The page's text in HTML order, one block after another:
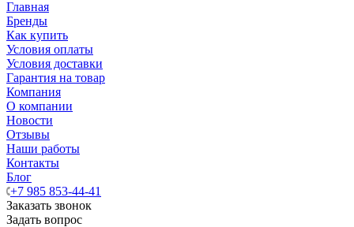
Главная
Бренды
Как купить
Условия оплаты
Условия доставки
Гарантия на товар
Компания
О компании
Новости
Отзывы
Наши работы
Контакты
Блог
+7 985 853-44-41
Заказать звонок
Задать вопрос